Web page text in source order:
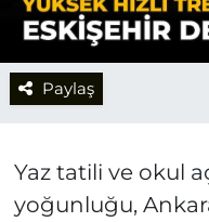
Paylaş
Yaz tatili ve okul
yoğunluğu,